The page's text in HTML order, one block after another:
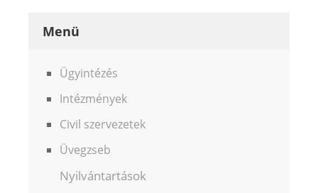
Menü
Ügyintézés
Intézmények
Civil szervezetek
Üvegzseb
Nyilvántartások